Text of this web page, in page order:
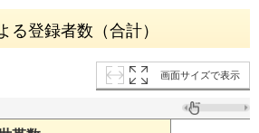
る登録者数（合計）
画面サイズで表示